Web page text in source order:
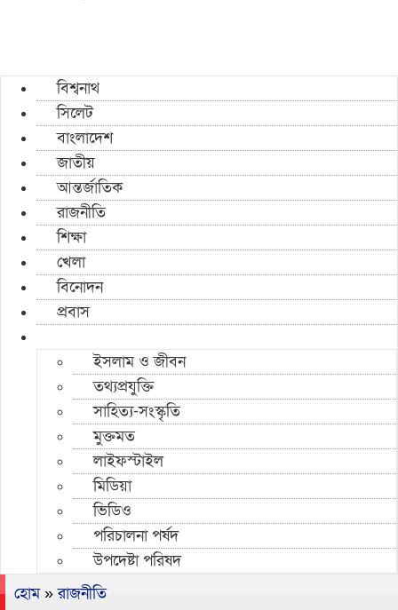
বিশ্বনাথ
সিলেট
বাংলাদেশ
জাতীয়
আন্তর্জাতিক
রাজনীতি
শিক্ষা
খেলা
বিনোদন
প্রবাস
ইসলাম ও জীবন
তথ্যপ্রযুক্তি
সাহিত্য-সংস্কৃতি
মুক্তমত
লাইফস্টাইল
মিডিয়া
ভিডিও
পরিচালনা পর্ষদ
উপদেষ্টা পরিষদ
হোম»রাজনীতি